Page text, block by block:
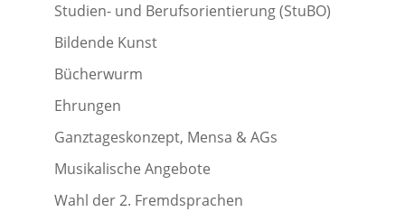
Studien- und Berufsorientierung (StuBO)
Bildende Kunst
Bücherwurm
Ehrungen
Ganztageskonzept, Mensa & AGs
Musikalische Angebote
Wahl der 2. Fremdsprachen